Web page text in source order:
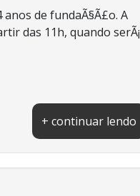
de fundaÃ§Ã£o. A
das 11h, quando serÃ¡
+ continuar lendo